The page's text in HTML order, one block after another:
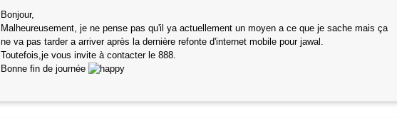
Bonjour,
Malheureusement, je ne pense pas qu'il ya actuellement un moyen a ce que je sache mais ça
ne va pas tarder a arriver après la dernière refonte d'internet mobile pour jawal.
Toutefois,je vous invite à contacter le 888.
Bonne fin de journée